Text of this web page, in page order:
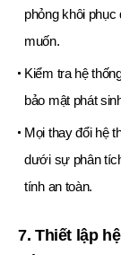
phỏng khôi
muốn.
Kiểm tra hệ
bảo mật phát
Mọi thay đổi hệ
dưới sự phân
tính an toàn.
7. Thiết lập